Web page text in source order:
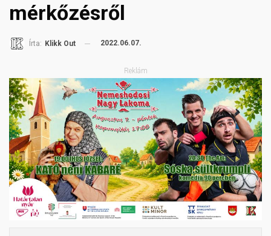
mérkőzésről
Írta: Klikk Out 2022.06.07.
Reklám